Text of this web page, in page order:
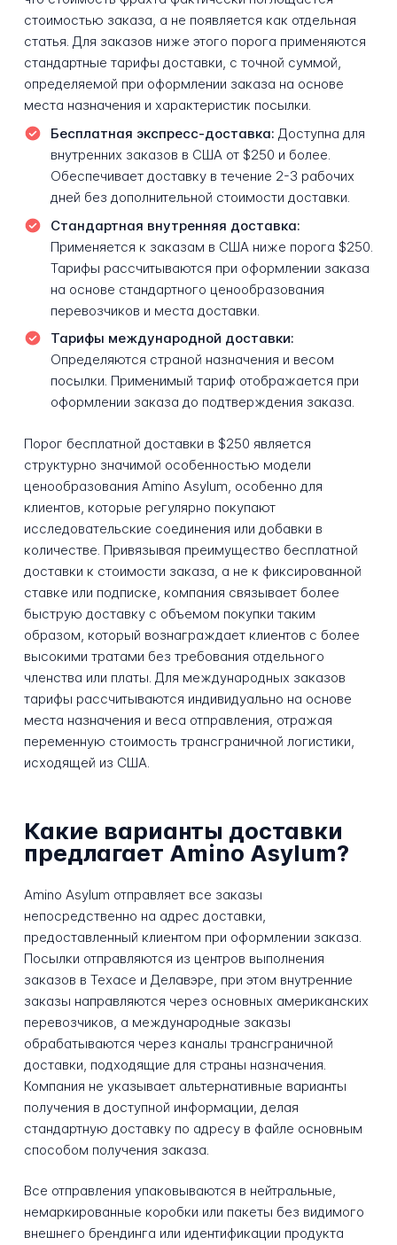
стоимостью заказа, а не появляется как отдельная
статья. Для заказов ниже этого порога применяются
стандартные тарифы доставки, с точной суммой,
определяемой при оформлении заказа на основе
места назначения и характеристик посылки.
Бесплатная экспресс-доставка: Доступна для
внутренних заказов в США от $250 и более.
Обеспечивает доставку в течение 2-3 рабочих
дней без дополнительной стоимости доставки.
Стандартная внутренняя доставка:
Применяется к заказам в США ниже порога $250.
Тарифы рассчитываются при оформлении заказа
на основе стандартного ценообразования
перевозчиков и места доставки.
Тарифы международной доставки:
Определяются страной назначения и весом
посылки. Применимый тариф отображается при
оформлении заказа до подтверждения заказа.
Порог бесплатной доставки в $250 является
структурно значимой особенностью модели
ценообразования Amino Asylum, особенно для
клиентов, которые регулярно покупают
исследовательские соединения или добавки в
количестве. Привязывая преимущество бесплатной
доставки к стоимости заказа, а не к фиксированной
ставке или подписке, компания связывает более
быструю доставку с объемом покупки таким
образом, который вознаграждает клиентов с более
высокими тратами без требования отдельного
членства или платы. Для международных заказов
тарифы рассчитываются индивидуально на основе
места назначения и веса отправления, отражая
переменную стоимость трансграничной логистики,
исходящей из США.
Какие варианты доставки
предлагает Amino Asylum?
Amino Asylum отправляет все заказы
непосредственно на адрес доставки,
предоставленный клиентом при оформлении заказа.
Посылки отправляются из центров выполнения
заказов в Техасе и Делавэре, при этом внутренние
заказы направляются через основных американских
перевозчиков, а международные заказы
обрабатываются через каналы трансграничной
доставки, подходящие для страны назначения.
Компания не указывает альтернативные варианты
получения в доступной информации, делая
стандартную доставку по адресу в файле основным
способом получения заказа.
Все отправления упаковываются в нейтральные,
немаркированные коробки или пакеты без видимого
внешнего брендинга или идентификации продукта